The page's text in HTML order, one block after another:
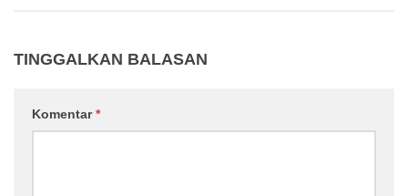
TINGGALKAN BALASAN
Komentar*